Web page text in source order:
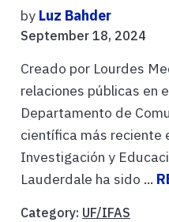
by Luz Bahder
September 18, 2024
Creado por Lourdes
relaciones públicas en
Departamento de
científica más reciente
Investigación y
Lauderdale ha sido ...
Category: UF/IFAS